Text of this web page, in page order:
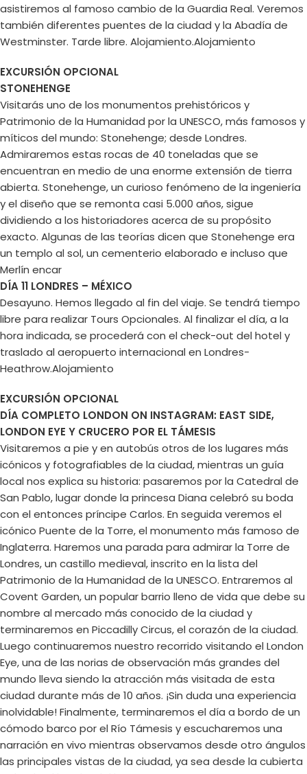
asistiremos al famoso cambio de la Guardia Real. Veremos
también diferentes puentes de la ciudad y la Abadía de
Westminster. Tarde libre. Alojamiento.Alojamiento
EXCURSIÓN OPCIONAL
STONEHENGE
Visitarás uno de los monumentos prehistóricos y
Patrimonio de la Humanidad por la UNESCO, más famosos y
míticos del mundo: Stonehenge; desde Londres.
Admiraremos estas rocas de 40 toneladas que se
encuentran en medio de una enorme extensión de tierra
abierta. Stonehenge, un curioso fenómeno de la ingeniería
y el diseño que se remonta casi 5.000 años, sigue
dividiendo a los historiadores acerca de su propósito
exacto. Algunas de las teorías dicen que Stonehenge era
un templo al sol, un cementerio elaborado e incluso que
Merlín encar
DÍA 11 LONDRES – MÉXICO
Desayuno. Hemos llegado al fin del viaje. Se tendrá tiempo
libre para realizar Tours Opcionales. Al finalizar el día, a la
hora indicada, se procederá con el check-out del hotel y
traslado al aeropuerto internacional en Londres-
Heathrow.Alojamiento
EXCURSIÓN OPCIONAL
DÍA COMPLETO LONDON ON INSTAGRAM: EAST SIDE,
LONDON EYE Y CRUCERO POR EL TÁMESIS
Visitaremos a pie y en autobús otros de los lugares más
icónicos y fotografiables de la ciudad, mientras un guía
local nos explica su historia: pasaremos por la Catedral de
San Pablo, lugar donde la princesa Diana celebró su boda
con el entonces príncipe Carlos. En seguida veremos el
icónico Puente de la Torre, el monumento más famoso de
Inglaterra. Haremos una parada para admirar la Torre de
Londres, un castillo medieval, inscrito en la lista del
Patrimonio de la Humanidad de la UNESCO. Entraremos al
Covent Garden, un popular barrio lleno de vida que debe su
nombre al mercado más conocido de la ciudad y
terminaremos en Piccadilly Circus, el corazón de la ciudad.
Luego continuaremos nuestro recorrido visitando el London
Eye, una de las norias de observación más grandes del
mundo lleva siendo la atracción más visitada de esta
ciudad durante más de 10 años. ¡Sin duda una experiencia
inolvidable! Finalmente, terminaremos el día a bordo de un
cómodo barco por el Río Támesis y escucharemos una
narración en vivo mientras observamos desde otro ángulos
las principales vistas de la ciudad, ya sea desde la cubierta